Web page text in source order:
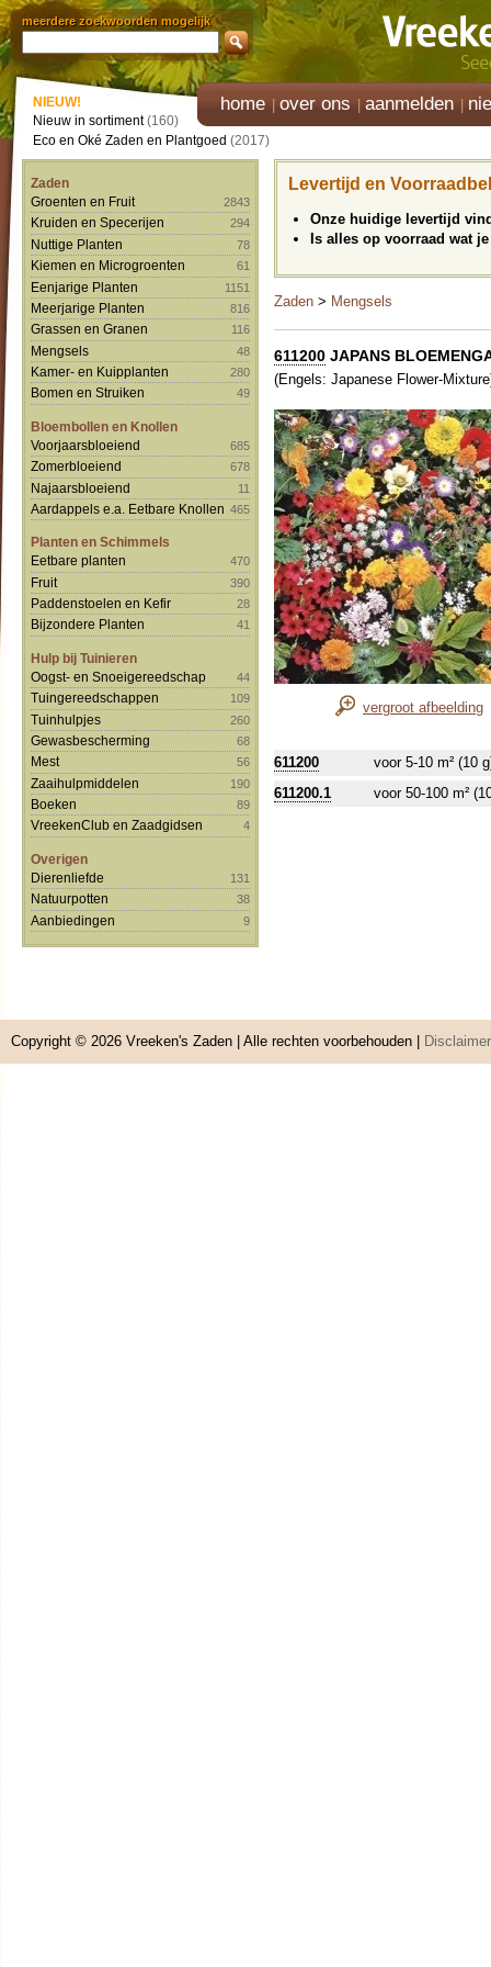
meerdere zoekwoorden mogelijk
home over ons aanmelden
NIEUW!
Nieuw in sortiment(160)
Eco en Oké Zaden en Plantgoed (2017)
Zaden
Groenten en Fruit
2843
Kruiden en Specerijen 294
Nuttige Planten 78
Kiemen en Microgroenten 61
Eenjarige Planten 1151
Meerjarige Planten 816
Grassen en Granen 116
Mengsels 48
Kamer- en Kuipplanten 280
Bomen en Struiken 49
Bloembollen en Knollen
Voorjaarsbloeiend
685
Zomerbloeiend 678
Najaarsbloeiend 11
Aardappels e.a. Eetbare Knollen 465
Planten en Schimmels
Eetbare planten
470
Fruit 390
Paddenstoelen en Kefir 28
Bijzondere Planten 41
Hulp bij Tuinieren
Oogst- en Snoeigereedschap
44
Tuingereedschappen 109
Tuinhulpjes 260
Gewasbescherming 68
Mest 56
Zaaihulpmiddelen 190
Boeken 89
VreekenClub en Zaadgidsen 4
Overigen
Dierenliefde
131
Natuurpotten 38
Aanbiedingen 9
Levertijd en
Onze huidige levertijd
Is alles op voorraad wat
Zaden > Mengsels
611200 JAPANS
(Engels: Japanese Flower-
vergroot afbeelding
611200
voor 5-10 m² (10
611200.1
voor 50-100 m²
Copyright © 2026 Vreeken's Zaden | Alle rechten voorbehouden | Disclaimer